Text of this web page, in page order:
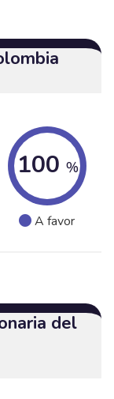
100 %
A favor
del